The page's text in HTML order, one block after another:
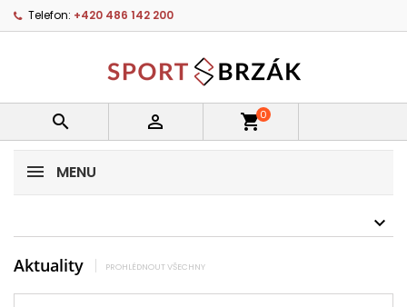
Telefon: +420 486 142 200
  shopping_cart0
MENU
Aktuality PROHLÉDNOUT VŠECHNY